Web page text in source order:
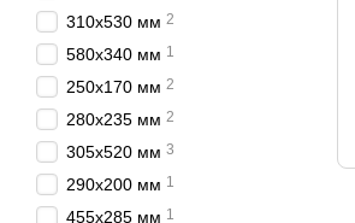
310х530 мм 2
580х340 мм 1
250х170 мм 2
280х235 мм 2
305х520 мм 3
290х200 мм 1
455х285 мм 1